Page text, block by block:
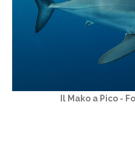
Il Mako a Pico -